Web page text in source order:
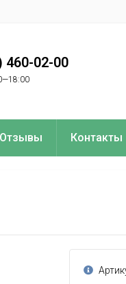
460-02-00
Отзывы Контакты